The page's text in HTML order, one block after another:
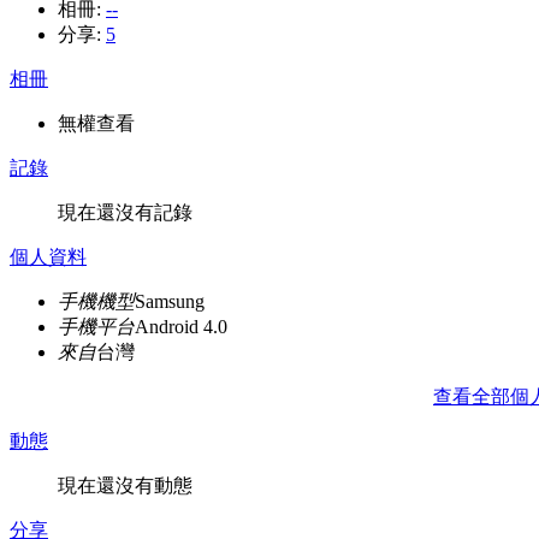
相冊: --
分享: 5
相冊
無權查看
記錄
現在還沒有記錄
個人資料
手機機型Samsung
手機平台Android 4.0
來自台灣
查看全部個
動態
現在還沒有動態
分享